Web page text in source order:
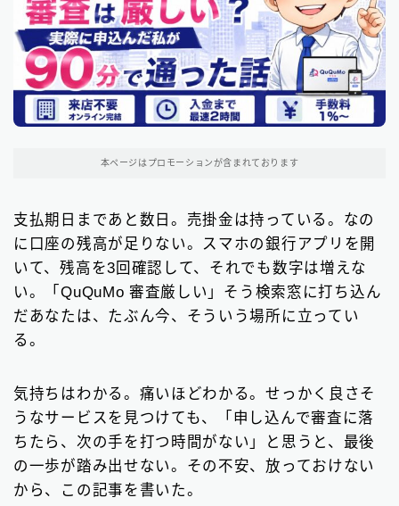
あわせて読みたい
【2026年8月最新】ファクタリング業者一覧
（66選）
関東地方のファクタリング会社 200
東京都のファクタリング会社 194
近畿地方のファクタリング会社 13
九州地方のファクタリング会社 10
中部地方・東海地方のファクタリング会社
四国地方のファクタリング会社 1
請求書カード払い 2
本ページはプロモーションが含まれております
支払期日まであと数日。売掛金は持っている。なの
に口座の残高が足りない。スマホの銀行アプリを開
いて、残高を3回確認して、それでも数字は増えな
い。「QuQuMo 審査厳しい」そう検索窓に打ち込ん
だあなたは、たぶん今、そういう場所に立ってい
る。
気持ちはわかる。痛いほどわかる。せっかく良さそ
うなサービスを見つけても、「申し込んで審査に落
ちたら、次の手を打つ時間がない」と思うと、最後
の一歩が踏み出せない。その不安、放っておけない
から、この記事を書いた。